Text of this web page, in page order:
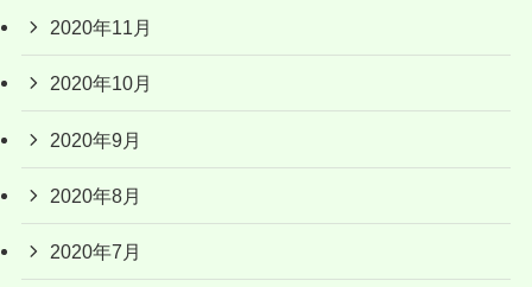
2020年11月
2020年10月
2020年9月
2020年8月
2020年7月